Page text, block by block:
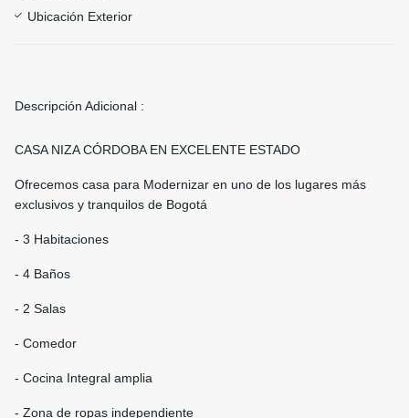
Ubicación Exterior
Descripción Adicional :
CASA NIZA CÓRDOBA EN EXCELENTE ESTADO
Ofrecemos casa para Modernizar en uno de los lugares más
exclusivos y tranquilos de Bogotá
- 3 Habitaciones
- 4 Baños
- 2 Salas
- Comedor
- Cocina Integral amplia
- Zona de ropas independiente